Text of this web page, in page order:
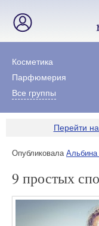
Косметика
Парфюмерия
Все группы
Перейти
Опубликовала Альбина
9 простых